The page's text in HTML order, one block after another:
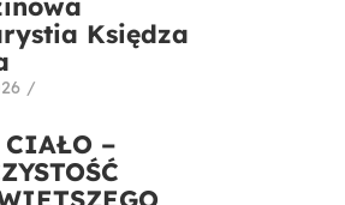
Księdza
/
CIAŁO –